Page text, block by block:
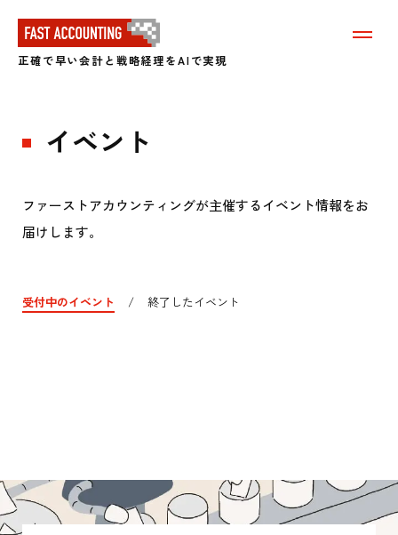
正確で早い会計と戦略経理をAIで実現
メ
イベント
ファーストアカウンティングが主催するイベント情報をお
届けします。
受付中のイベント 終了したイベント